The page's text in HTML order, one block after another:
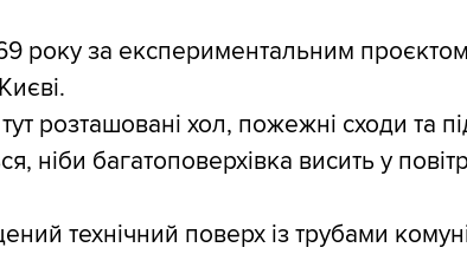
року за експериментальним
розташовані хол, пожежні сходи та
ніби багатоповерхівка висить у
технічний поверх із трубами